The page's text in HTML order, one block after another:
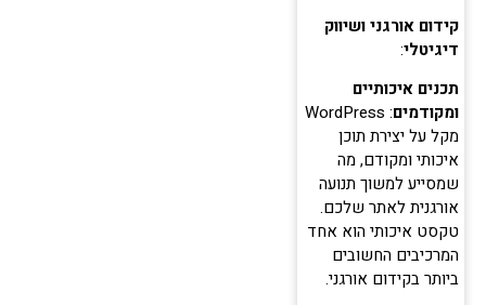
קידום אורגני ושיווק
דיגיטלי:
תכנים איכותיים
ומקודמים : WordPress
מקל על יצירת תוכן
איכותי ומקודם, מה
שמסייע למשוך תנועה
אורגנית לאתר שלכם.
טקסט איכותי הוא אחד
המרכיבים החשובים
ביותר בקידום אורגני.